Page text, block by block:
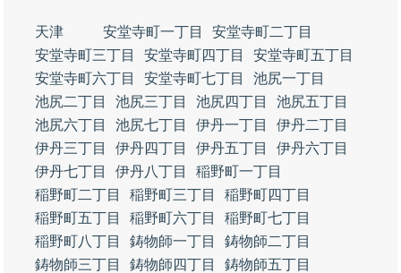
天津 安堂寺町一丁目
安堂寺町二丁目
安堂寺町三丁目
安堂寺町四丁目
安堂寺町五丁目
安堂寺町六丁目
安堂寺町七丁目
池尻一丁目
池尻二丁目
池尻三丁目 池尻四丁目
池尻五丁目
池尻六丁目
池尻七丁目 伊丹一丁目
伊丹二丁目
伊丹三丁目
伊丹四丁目 伊丹五丁目
伊丹六丁目
伊丹七丁目
伊丹八丁目
稲野町一丁目
稲野町二丁目
稲野町三丁目
稲野町四丁目
稲野町五丁目
稲野町六丁目
稲野町七丁目
稲野町八丁目
鋳物師一丁目
鋳物師二丁目
鋳物師三丁目
鋳物師四丁目
鋳物師五丁目